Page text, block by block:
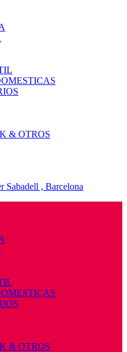
& OTROS
Sabadell , Barcelona
& OTROS